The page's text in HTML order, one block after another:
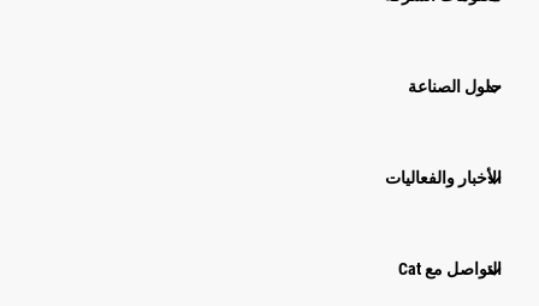
حلول الصناعة
الأخبار والفعاليات
التواصل مع Cat